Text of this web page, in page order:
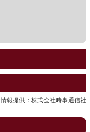
情報提供：株式会社時事通信社